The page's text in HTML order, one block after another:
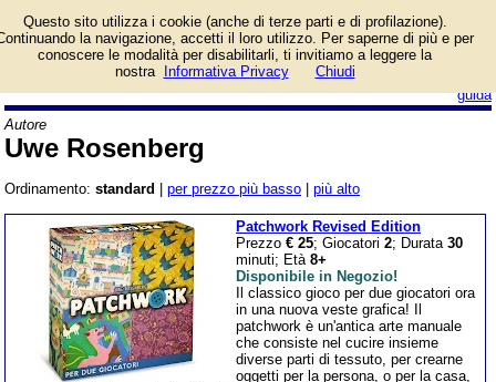
guida
Lista giochi da tavolo
dell'autore Uwe
Rosenberg.
Autore
Uwe Rosenberg
Ordinamento: standard per prezzo più basso più alto
Patchwork Revised Edition
Prezzo € 25; Giocatori 2; Durata 30
minuti; Età 8+
Disponibile in Negozio!
Il classico gioco per due giocatori ora
in una nuova veste grafica! Il
patchwork è un'antica arte manuale
che consiste nel cucire insieme
diverse parti di tessuto, per crearne
oggetti per la persona, o per la casa,
Questo sito utilizza i cookie (anche di terze parti e di profilazione).
la navigazione, accetti il loro utilizzo. Per saperne di più e per
conoscere le modalità per disabilitarli, ti invitiamo a leggere la
nostra
Informativa Privacy Chiudi